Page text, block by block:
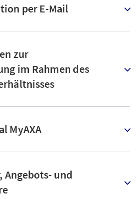
per E-Mail
zur
im Rahmen des
MyAXA
Angebots- und